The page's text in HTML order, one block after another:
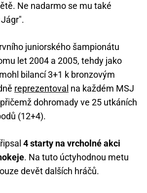
Ne nadarmo se mu také
juniorského šampionátu
let 2004 a 2005, tehdy jako
bilancí 3+1 k bronzovým
reprezentoval na každém MSJ
dohromady ve 25 utkáních
(12+4).
4 starty na vrcholné akci
. Na tuto úctyhodnou metu
devět dalších hráčů.